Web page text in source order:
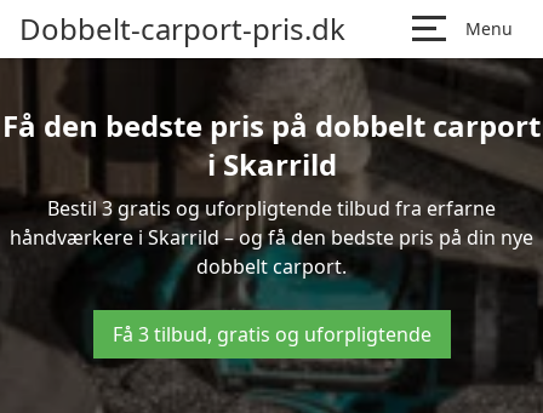
Dobbelt-carport-pris.dk Menu
Få den bedste pris på dobbelt carport
i Skarrild
Bestil 3 gratis og uforpligtende tilbud fra erfarne
håndværkere i Skarrild – og få den bedste pris på din nye
dobbelt carport.
Få 3 tilbud, gratis og uforpligtende